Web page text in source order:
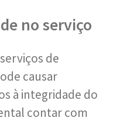
no serviço
de
causar
à integridade do
contar com